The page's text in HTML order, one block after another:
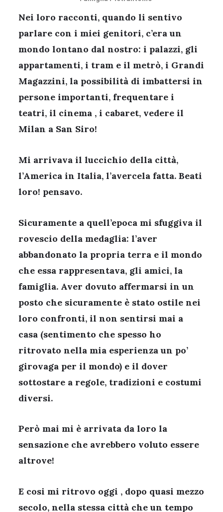
Nei loro racconti, quando li sentivo
parlare con i miei genitori, c’era un
mondo lontano dal nostro: i palazzi, gli
appartamenti, i tram e il metrò, i Grandi
Magazzini, la possibilità di imbattersi in
persone importanti, frequentare i
teatri, il cinema , i cabaret, vedere il
Milan a San Siro!
Mi arrivava il luccichio della città,
l’America in Italia, l’avercela fatta. Beati
loro! pensavo.
Sicuramente a quell’epoca mi sfuggiva il
rovescio della medaglia: l’aver
abbandonato la propria terra e il mondo
che essa rappresentava, gli amici, la
famiglia. Aver dovuto affermarsi in un
posto che sicuramente è stato ostile nei
loro confronti, il non sentirsi mai a
casa (sentimento che spesso ho
ritrovato nella mia esperienza un po’
girovaga per il mondo) e il dover
sottostare a regole, tradizioni e costumi
diversi.
Però mai mi è arrivata da loro la
sensazione che avrebbero voluto essere
altrove!
E cosi mi ritrovo oggi , dopo quasi mezzo
secolo, nella stessa città che un tempo